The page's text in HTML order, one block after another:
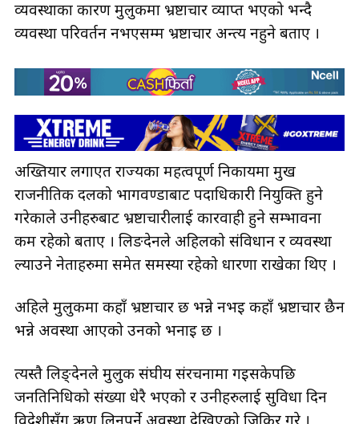
व्यवस्थाका कारण मुलुकमा भ्रष्टाचार व्याप्त भएको भन्दै
व्यवस्था परिवर्तन नभएसम्म भ्रष्टाचार अन्त्य नहुने बताए ।
अख्तियार लगाएत राज्यका महत्वपूर्ण निकायमा प्रमुख
राजनीतिक दलको भागवण्डाबाट पदाधिकारी नियुक्ति हुने
गरेकाले उनीहरुबाट भ्रष्टाचारीलाई कारवाही हुने सम्भावना
कम रहेको बताए । लिङदेनले अहिलको संविधान र व्यवस्था
ल्याउने नेताहरुमा समेत समस्या रहेको धारणा राखेका थिए ।
अहिले मुलुकमा कहाँ भ्रष्टाचार छ भन्ने नभइ कहाँ भ्रष्टाचार छैन
भन्ने अवस्था आएको उनको भनाइ छ ।
त्यस्तै लिङ्देनले मुलुक संघीय संरचनामा गइसकेपछि
जनप्रतिनिधिको संख्या धेरै भएको र उनीहरुलाई सुविधा दिन